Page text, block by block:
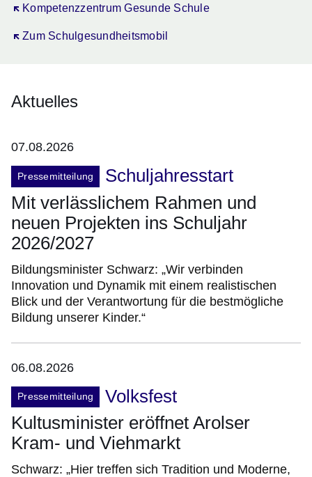
Kompetenzzentrum Gesunde Schule
Öffnet sich in einem neuen Fenster
Zum Schulgesundheitsmobil
Öffnet sich in einem neuen Fenster
Aktuelles
07.08.2026
Pressemitteilung
Schuljahresstart
Mit verlässlichem Rahmen und
neuen Projekten ins Schuljahr
2026/2027
Bildungsminister Schwarz: „Wir verbinden
Innovation und Dynamik mit einem realistischen
Blick und der Verantwortung für die bestmögliche
Bildung unserer Kinder.“
06.08.2026
Pressemitteilung
Volksfest
Kultusminister eröffnet Arolser
Kram- und Viehmarkt
Schwarz: „Hier treffen sich Tradition und Moderne,